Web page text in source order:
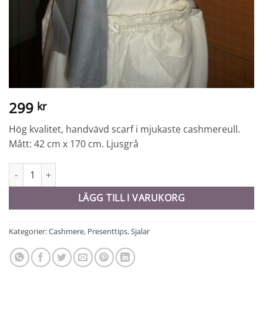
299 kr
Hög kvalitet, handvävd scarf i mjukaste cashmereull.
Mått: 42 cm x 170 cm. Ljusgrå
Cashmerescarf - 10315 mängd
LÄGG TILL I VARUKORG
Kategorier:Cashmere, Presenttips,Sjalar